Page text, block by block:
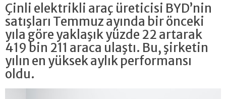
Çinli elektrikli araç üreticisi BYD’nin
satışları Temmuz ayında bir önceki
yıla göre yaklaşık yüzde 22 artarak
419 bin 211 araca ulaştı. Bu, şirketin
yılın en yüksek aylık performansı
oldu.